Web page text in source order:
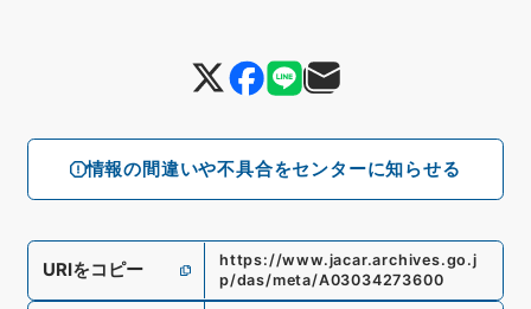
情報の間違いや不具合をセンターに知らせる
URIをコピー
https://www.jacar.archives.go.j
p/das/meta/A03034273600